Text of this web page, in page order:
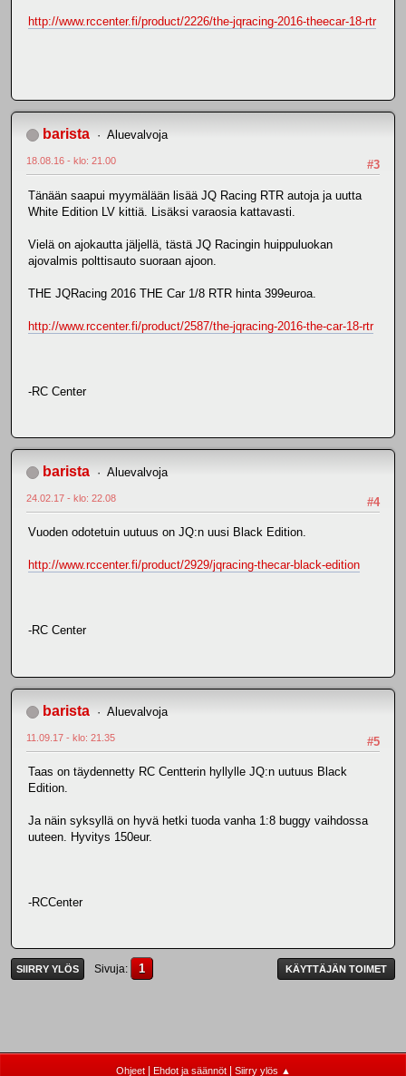
http://www.rccenter.fi/product/2226/the-jqracing-2016-theecar-18-rtr
barista Aluevalvoja
#3
18.08.16 - klo: 21.00
Tänään saapui myymälään lisää JQ Racing RTR autoja ja uutta
White Edition LV kittiä. Lisäksi varaosia kattavasti.
Vielä on ajokautta jäljellä, tästä JQ Racingin huippuluokan
ajovalmis polttisauto suoraan ajoon.
THE JQRacing 2016 THE Car 1/8 RTR hinta 399euroa.
http://www.rccenter.fi/product/2587/the-jqracing-2016-the-car-18-rtr
-RC Center
barista Aluevalvoja
#4
24.02.17 - klo: 22.08
Vuoden odotetuin uutuus on JQ:n uusi Black Edition.
http://www.rccenter.fi/product/2929/jqracing-thecar-black-edition
-RC Center
barista Aluevalvoja
#5
11.09.17 - klo: 21.35
Taas on täydennetty RC Centterin hyllylle JQ:n uutuus Black
Edition.
Ja näin syksyllä on hyvä hetki tuoda vanha 1:8 buggy vaihdossa
uuteen. Hyvitys 150eur.
-RCCenter
SIIRRY YLÖS Sivuja 1 KÄYTTÄJÄN TOIMET
Ohjeet| Ehdot ja säännöt| Siirry ylös ▲